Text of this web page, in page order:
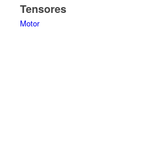
Tensores
Motor